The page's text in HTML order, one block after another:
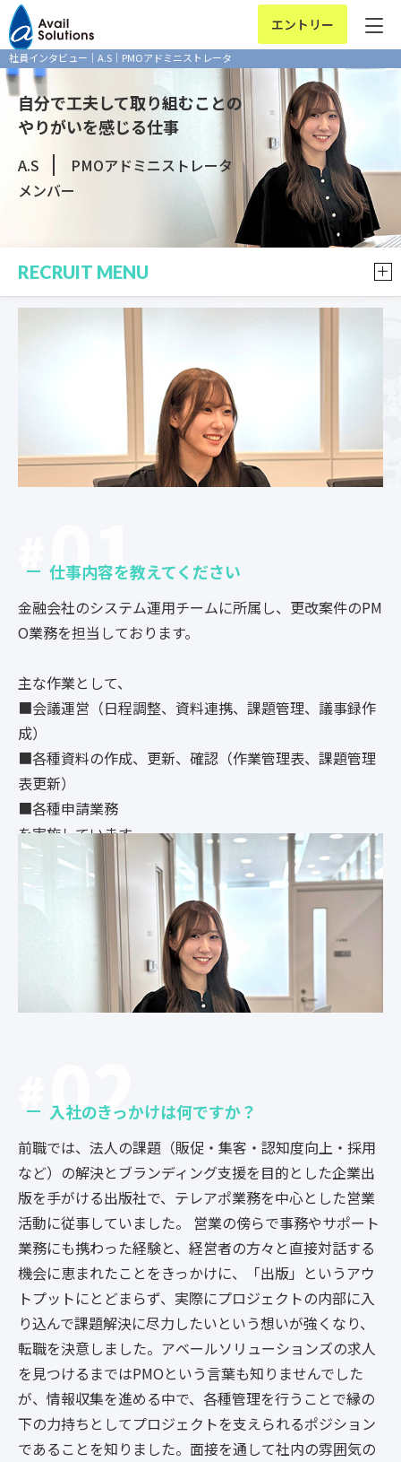
エントリー
社員インタビュー｜A.S｜PMOアドミニストレータ
自分で工夫して取り組むことの
やりがいを感じる仕事
A.S
PMOアドミニストレータ
メンバー
RECRUIT MENU
01
仕事内容を教えてください
金融会社のシステム運用チームに所属し、更改案件のPM
O業務を担当しております。
主な作業として、
■会議運営（日程調整、資料連携、課題管理、議事録作
成）
■各種資料の作成、更新、確認（作業管理表、課題管理
表更新）
■各種申請業務
を実施しています。
02
入社のきっかけは何ですか？
前職では、法人の課題（販促・集客・認知度向上・採用
など）の解決とブランディング支援を目的とした企業出
版を手がける出版社で、テレアポ業務を中心とした営業
活動に従事していました。
営業の傍らで事務やサポート
業務にも携わった経験と、経営者の方々と直接対話する
機会に恵まれたことをきっかけに、「出版」というアウ
トプットにとどまらず、実際にプロジェクトの内部に入
り込んで課題解決に尽力したいという想いが強くなり、
転職を決意しました。 アベールソリューションズの求人
を見つけるまではPMOという言葉も知りませんでした
が、情報収集を進める中で、各種管理を行うことで縁の
下の力持ちとしてプロジェクトを支えられるポジション
であることを知りました。 面接を通して社内の雰囲気の